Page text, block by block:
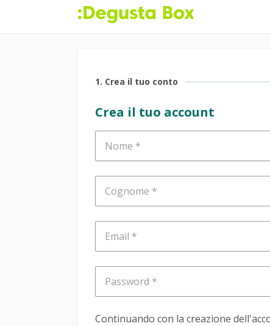
1. Crea il tuo conto
Crea il tuo account
Nome
Cognome
Email
Password
Continuando con la creazione